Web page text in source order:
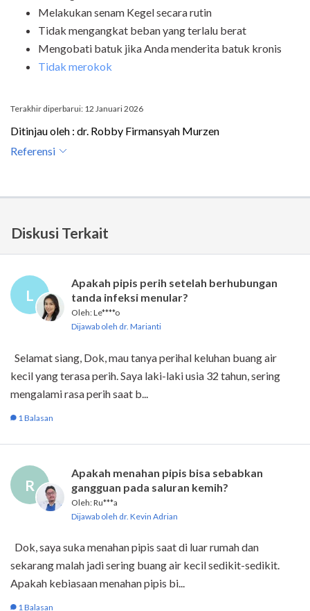
Melakukan senam Kegel secara rutin
Tidak mengangkat beban yang terlalu berat
Mengobati batuk jika Anda menderita batuk kronis
Tidak merokok
Terakhir diperbarui: 12 Januari 2026